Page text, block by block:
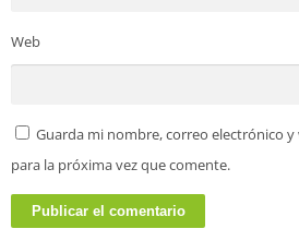
Web
Guarda mi nombre, correo electrónico
para la próxima vez que comente.